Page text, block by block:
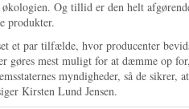
Og tillid er den helt
produkter.
et par tilfælde, hvor producenter
gøres mest muligt for at dæmme op
myndigheder, så de
Kirsten Lund Jensen.